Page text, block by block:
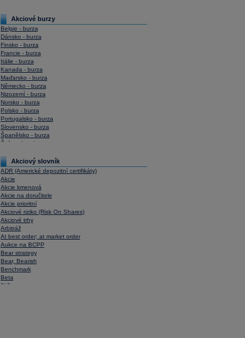
Akciové burzy
Belgie - burza
Dánsko - burza
Finsko - burza
Francie - burza
Itálie - burza
Kanada - burza
Maďarsko - burza
Německo - burza
Nizozemí - burza
Norsko - burza
Polsko - burza
Portugalsko - burza
Slovensko - burza
Španělsko - burza
Švýcarsko - burza
Akciový slovník
ADR (Americké depozitní certifikáty)
Akcie
Akcie kmenová
Akcie na doručitele
Akcie prioritní
Akciové riziko (Risk On Shares)
Akciové trhy
Arbitráž
At best order; at market order
Aukce na BCPP
Bear strategy
Bear, Bearish
Benchmark
Beta
BIC